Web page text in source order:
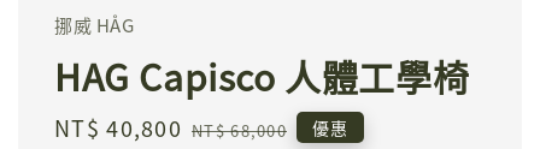
挪威 HÅG
HAG Capisco 人體工學椅
Sale
NT$ 40,800 Regular
NT$ 68,000 優惠